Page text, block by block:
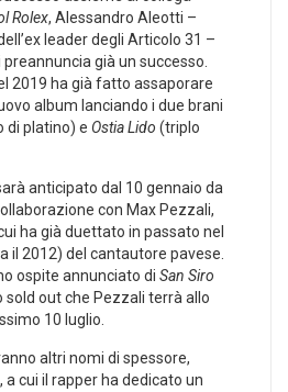
Rolex, Alessandro Aleotti –
leader degli Articolo 31 –
preannuncia già un successo.
2019 ha già fatto assaporare
album lanciando i due brani
di platino) e Ostia Lido (triplo
anticipato dal 10 gennaio da
con Max Pezzali,
ha già duettato in passato nel
il 2012) del cantautore pavese.
ospite annunciato di San Siro
sold out che Pezzali terrà allo
10 luglio.
altri nomi di spessore,
a cui il rapper ha dedicato un